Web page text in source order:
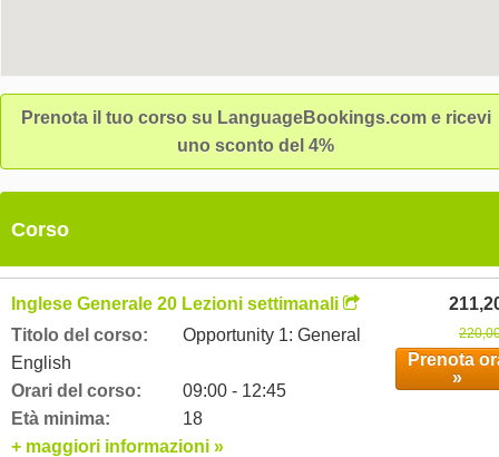
Prenota il tuo corso su LanguageBookings.com e ricevi
uno sconto del 4%
Corso
Inglese Generale 20 Lezioni settimanali
Titolo del corso:
Opportunity 1: General
English
Orari del corso:
09:00 - 12:45
Età minima:
18
Prenota
»
+ maggiori informazioni »